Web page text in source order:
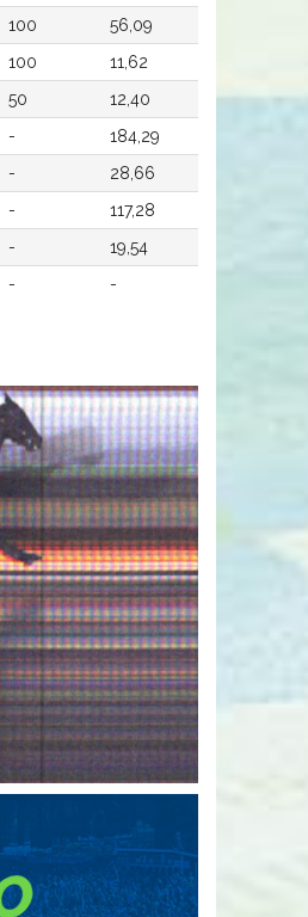
100
56,09
100
11,62
50
12,40
-
184,29
-
28,66
-
117,28
-
19,54
- -